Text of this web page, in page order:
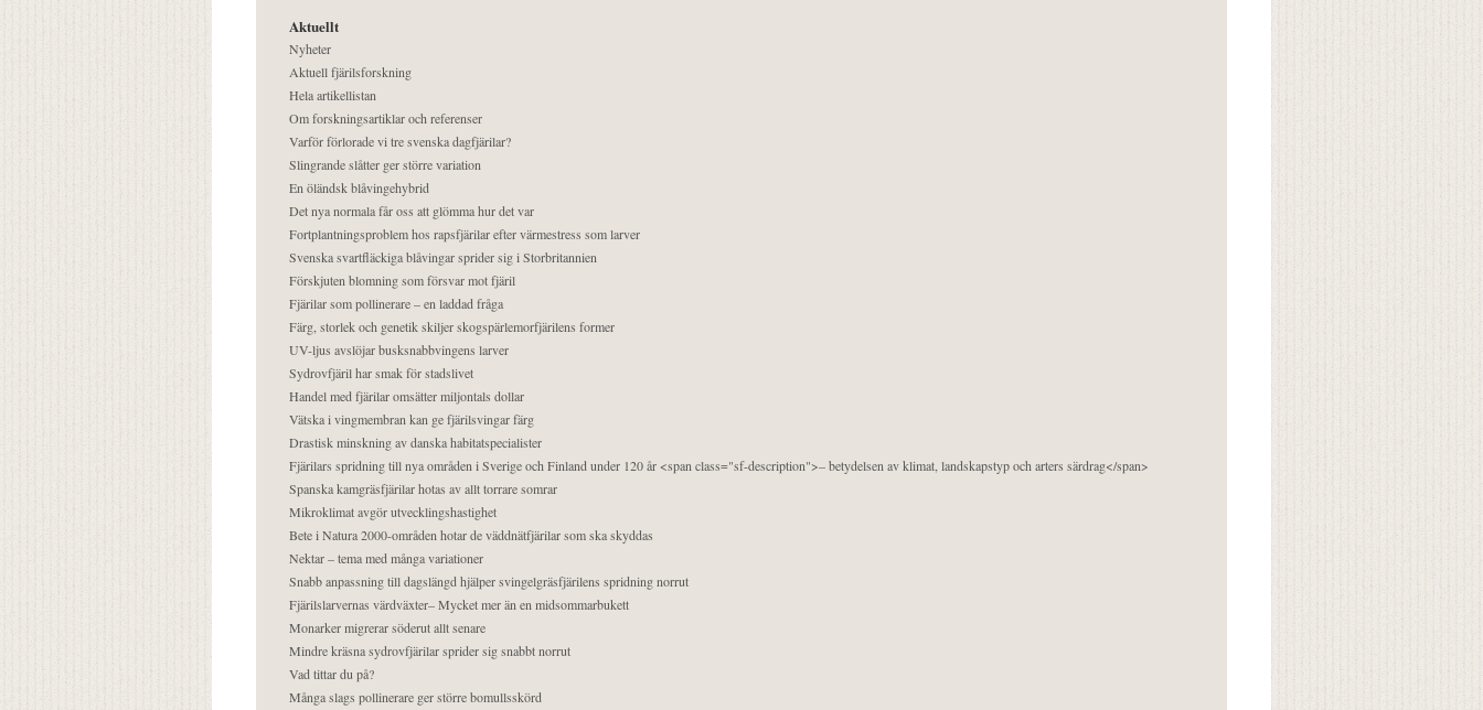
Aktuellt
Nyheter
Aktuell fjärilsforskning
Hela artikellistan
Om forskningsartiklar och referenser
Varför förlorade vi tre svenska dagfjärilar?
Slingrande slåtter ger större variation
En öländsk blåvingehybrid
Det nya normala får oss att glömma hur det var
Fortplantningsproblem hos rapsfjärilar efter värmestress som larver
Svenska svartfläckiga blåvingar sprider sig i Storbritannien
Förskjuten blomning som försvar mot fjäril
Fjärilar som pollinerare – en laddad fråga
Färg, storlek och genetik skiljer skogspärlemorfjärilens former
UV-ljus avslöjar busksnabbvingens larver
Sydrovfjäril har smak för stadslivet
Handel med fjärilar omsätter miljontals dollar
Vätska i vingmembran kan ge fjärilsvingar färg
Drastisk minskning av danska habitatspecialister
Fjärilars spridning till nya områden i Sverige och Finland under 120 år <span class="sf-description">– betydelsen av klimat, landskapstyp och arters särdrag</span>
Spanska kamgräsfjärilar hotas av allt torrare somrar
Mikroklimat avgör utvecklingshastighet
Bete i Natura 2000-områden hotar de väddnätfjärilar som ska skyddas
Nektar – tema med många variationer
Snabb anpassning till dagslängd hjälper svingelgräsfjärilens spridning norrut
Fjärilslarvernas värdväxter– Mycket mer än en midsommarbukett
Monarker migrerar söderut allt senare
Mindre kräsna sydrovfjärilar sprider sig snabbt norrut
Vad tittar du på?
Många slags pollinerare ger större bomullsskörd